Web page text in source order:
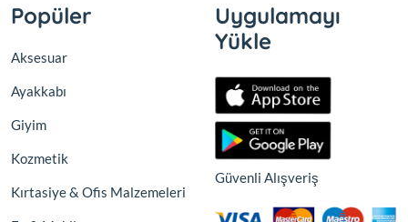
Popüler
Aksesuar
Ayakkabı
Giyim
Kozmetik
Kırtasiye & Ofis Malzemeleri
Uygulamayı
Yükle
Güvenli Alışveriş